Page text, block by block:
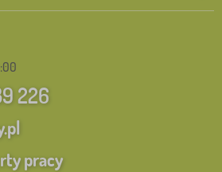
226
pracy